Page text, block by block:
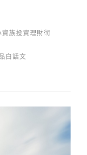
資族投資理財術
白話文